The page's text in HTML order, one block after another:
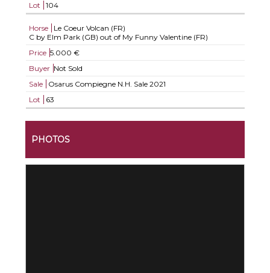
Lot
104
Horse
Le Coeur Volcan (FR)
C by Elm Park (GB) out of My Funny Valentine (FR)
Price 5.000 €
Buyer Not Sold
Sale
Osarus Compiegne N.H. Sale 2021
Lot
63
PHOTOS